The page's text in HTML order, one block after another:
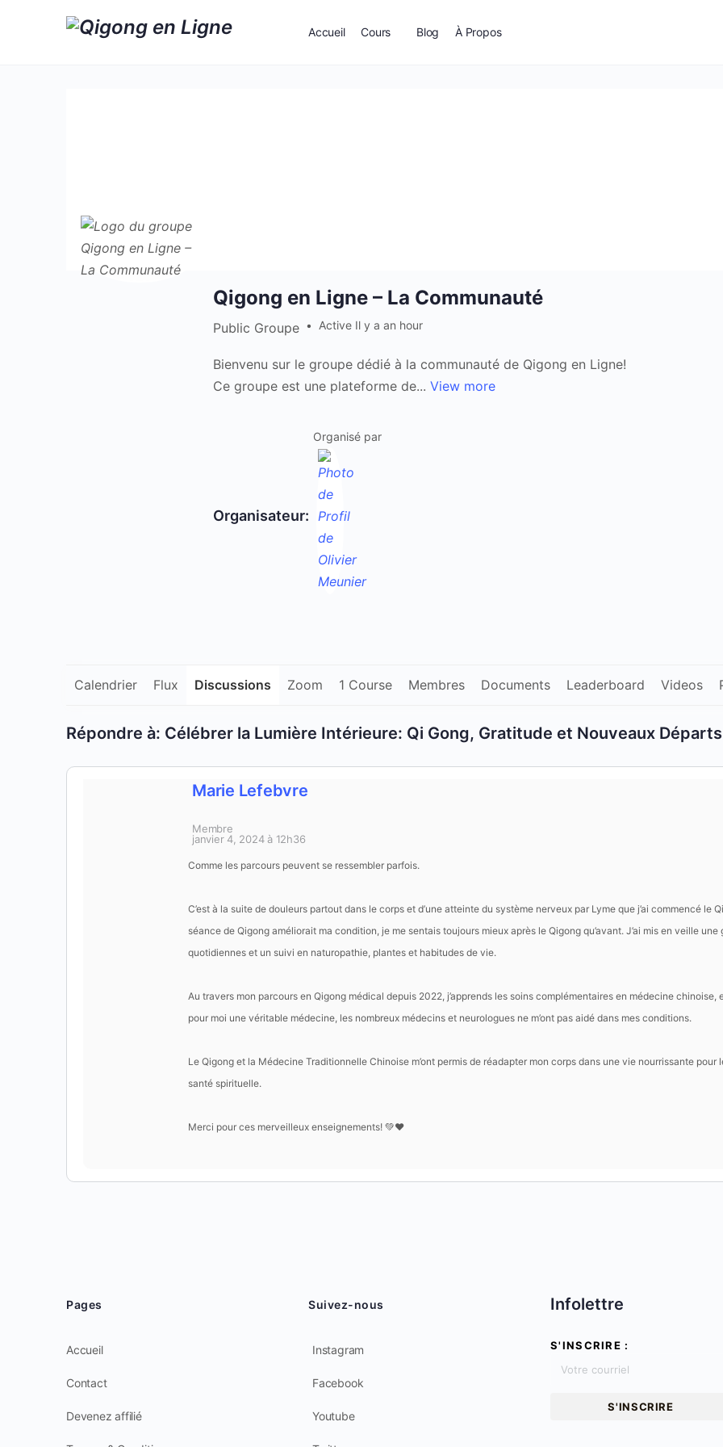
Accueil Cours Blog À Propos
Qigong en Ligne – La Communauté
Public Groupe Active Il y a an hour
Bienvenu sur le groupe dédié à la communauté de Qigong en Ligne!
Ce groupe est une plateforme de... View more
Organisateur:
Organisé par
Calendrier Flux Discussions Zoom 1 Course Membres Documents Leaderboard Videos
Répondre à: Célébrer la Lumière Intérieure: Qi Gong, Gratitude et Nouveaux Départs
Marie Lefebvre
Membre
janvier 4, 2024 à 12h36
Comme les parcours peuvent se ressembler parfois.
C’est à la suite de douleurs partout dans le corps et d’une atteinte du système nerveux par Lyme que j’ai commencé le
séance de Qigong améliorait ma condition, je me sentais toujours mieux après le Qigong qu’avant. J’ai mis en veille
quotidiennes et un suivi en naturopathie, plantes et habitudes de vie.
Au travers mon parcours en Qigong médical depuis 2022, j’apprends les soins complémentaires en médecine
pour moi une véritable médecine, les nombreux médecins et neurologues ne m’ont pas aidé dans mes conditions.
Le Qigong et la Médecine Traditionnelle Chinoise m’ont permis de réadapter mon corps dans une vie nourrissante
santé spirituelle.
Merci pour ces merveilleux enseignements! 💚❤
Pages
Accueil
Contact
Devenez affilié
Suivez-nous
Instagram
Facebook
Youtube
Infolettre
S'INSCRIRE :
S'INSCRIRE